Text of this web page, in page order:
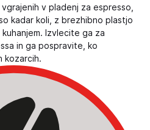
v pladenj za espresso,
kadar koli, z brezhibno plastjo
Izvlecite ga za
in ga pospravite, ko
kozarcih.